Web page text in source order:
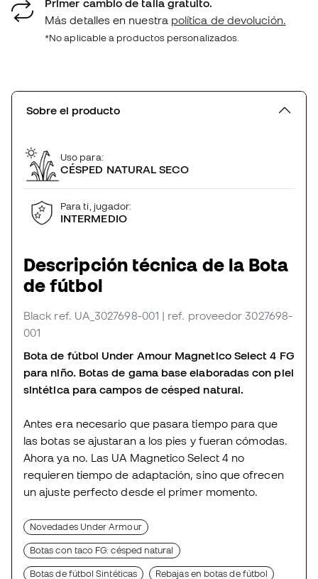
Más detalles en nuestra política de devolución.
*No aplicable a productos personalizados.
Sobre el producto
Uso para:
CÉSPED NATURAL SECO
Para ti, jugador:
INTERMEDIO
Descripción técnica de la Bota
de fútbol
Black ref. UA_3027698-001 | ref. proveedor 3027698-
001
Bota de fútbol Under Amour Magnetico Select 4 FG
para niño. Botas de gama base elaboradas con piel
sintética para campos de césped natural.
Antes era necesario que pasara tiempo para que
las botas se ajustaran a los pies y fueran cómodas.
Ahora ya no. Las UA Magnetico Select 4 no
requieren tiempo de adaptación, sino que ofrecen
un ajuste perfecto desde el primer momento.
Novedades Under Armour
Botas con taco FG: césped natural
Botas de fútbol Sintéticas Rebajas en botas de fútbol